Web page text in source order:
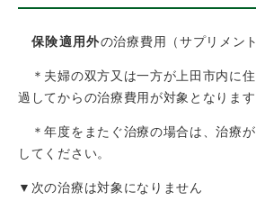
保険適用外の治療費用（サプリメン
＊夫婦の双方又は一方が上田市内に
過してからの治療費用が対象となります
＊年度をまたぐ治療の場合は、治療
してください。
▼次の治療は対象になりません